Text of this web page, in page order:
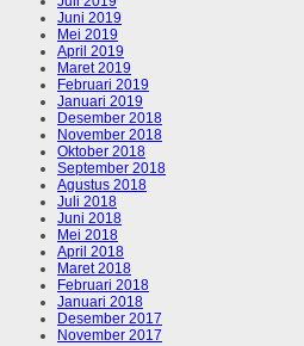
Juni 2019
Mei 2019
April 2019
Maret 2019
Februari 2019
Januari 2019
Desember 2018
November 2018
Oktober 2018
September 2018
Agustus 2018
Juli 2018
Juni 2018
Mei 2018
April 2018
Maret 2018
Februari 2018
Januari 2018
Desember 2017
November 2017